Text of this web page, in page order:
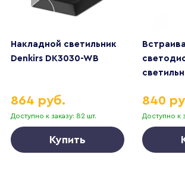
Накладной светильник
Denkirs DK3030-WB
Доступно к заказу: 82 шт.
864 руб.
Купить
Доступно к
840